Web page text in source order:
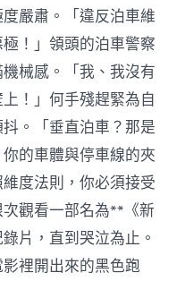
嚴肅。「違反泊車維
！」領頭的泊車警察
械感。「我、我沒有
！」何手殘趕緊為自
。「垂直泊車？那是
的車體與停車線的夾
度法則，你必須接受
觀看一部名為**《新
片，直到哭泣為止。
裡開出來的黑色跑